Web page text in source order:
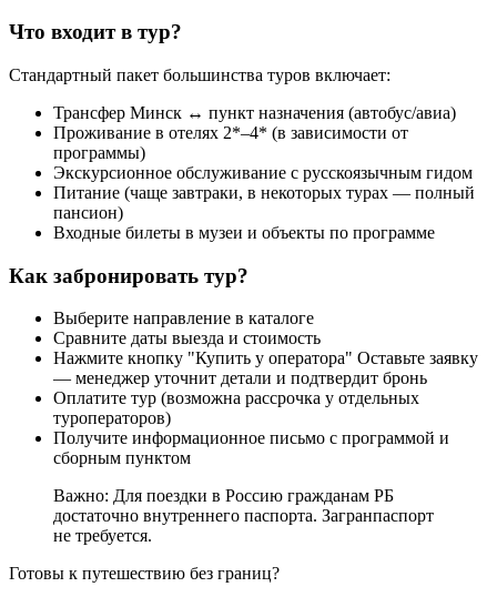
Что входит в тур?
Стандартный пакет большинства туров включает:
Трансфер Минск ↔ пункт назначения (автобус/авиа)
Проживание в отелях 2*–4* (в зависимости от
программы)
Экскурсионное обслуживание с русскоязычным гидом
Питание (чаще завтраки, в некоторых турах — полный
пансион)
Входные билеты в музеи и объекты по программе
Как забронировать тур?
Выберите направление в каталоге
Сравните даты выезда и стоимость
Нажмите кнопку "Купить у оператора" Оставьте заявку
— менеджер уточнит детали и подтвердит бронь
Оплатите тур (возможна рассрочка у отдельных
туроператоров)
Получите информационное письмо с программой и
сборным пунктом
Важно: Для поездки в Россию гражданам РБ
достаточно внутреннего паспорта. Загранпаспорт
не требуется.
Готовы к путешествию без границ?